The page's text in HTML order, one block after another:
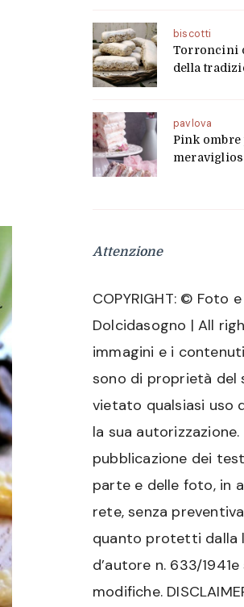
biscotti
Torroncini
della
pavlova
Pink ombre
Attenzione
COPYRIGHT: © Foto
Dolcidasogno | All
immagini e i
sono di proprietà del
vietato qualsiasi uso
la sua autorizzazione.
pubblicazione dei
parte e delle foto, in
rete, senza
quanto protetti dalla
d’autore n. 633/
modifiche.